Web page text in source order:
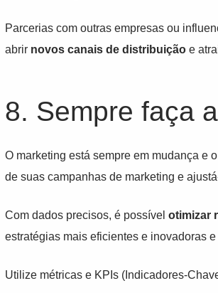
Parcerias com outras empresas ou
abrir novos canais de distribuição e
8. Sempre faça
O marketing está sempre em mudança e
de suas campanhas de marketing e
Com dados precisos, é possível otimizar
estratégias mais eficientes e inovadoras
Utilize métricas e KPIs (Indicadores-